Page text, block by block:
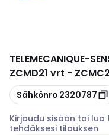
TELEMECANIQUE-
ZCMD21 vrt -
Kopioi
Sähkönro 2320787
Kirjaudu sisään tai
tehdäksesi tilauksen